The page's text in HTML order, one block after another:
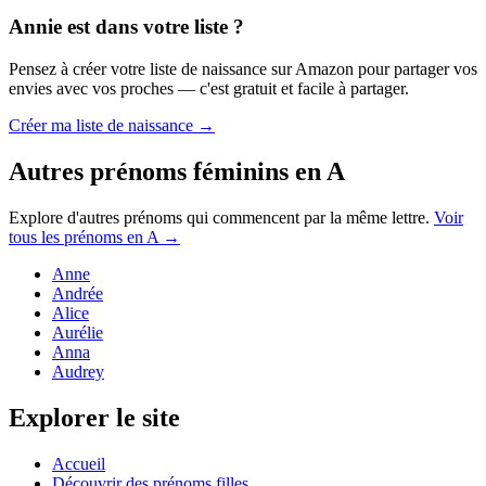
Annie est dans votre liste ?
Pensez à créer votre liste de naissance sur Amazon pour partager vos
envies avec vos proches — c'est gratuit et facile à partager.
Créer ma liste de naissance →
Autres prénoms féminins en A
Explore d'autres prénoms qui commencent par la même lettre. Voir
tous les prénoms en A →
Anne
Andrée
Alice
Aurélie
Anna
Audrey
Explorer le site
Accueil